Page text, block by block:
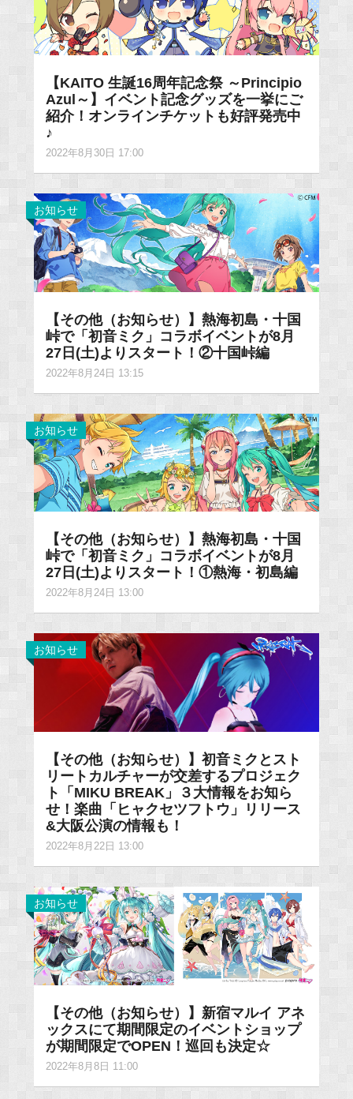
【KAITO 生誕16周年記念祭 ～Principio
Azul～】イベント記念グッズを一挙にご
紹介！オンラインチケットも好評発売中
♪
2022年8月30日 17:00
お知らせ
【その他（お知らせ）】熱海初島・十国
峠で「初音ミク」コラボイベントが8月
27日(土)よりスタート！②十国峠編
2022年8月24日 13:15
お知らせ
【その他（お知らせ）】熱海初島・十国
峠で「初音ミク」コラボイベントが8月
27日(土)よりスタート！①熱海・初島編
2022年8月24日 13:00
お知らせ
【その他（お知らせ）】初音ミクとスト
リートカルチャーが交差するプロジェク
ト「MIKU BREAK」３大情報をお知ら
せ！楽曲「ヒャクセツフトウ」リリース
&大阪公演の情報も！
2022年8月22日 13:00
お知らせ
【その他（お知らせ）】新宿マルイ アネ
ックスにて期間限定のイベントショップ
が期間限定でOPEN！巡回も決定☆
2022年8月8日 11:00